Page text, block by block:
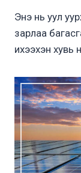
Энэ нь уул
зарлаа
ихээхэн хувь